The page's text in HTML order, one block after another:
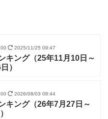
2025/11/25 09:47
キング（25年11月10日～
）
2026/08/03 08:44
キング（26年7月27日～